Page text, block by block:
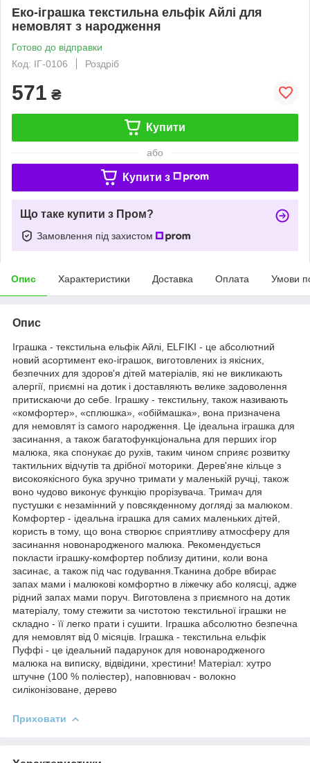
Еко-іграшка текстильна ельфік Айлі для
немовлят з народження
Готово до відправки
Код: ІГ-0106
Роздріб
571 ₴
Купити
або
Купити з
Що таке купити з Пром?
Замовлення під захистом
Опис Характеристики Доставка Оплата Умови
Опис
Іграшка - текстильна ельфік Айлі, ELFIKI - це абсолютний
новий асортимент еко-іграшок, виготовлених із якісних,
безпечних для здоров'я дітей матеріалів, які не викликають
алергії, приємні на дотик і доставляють велике задоволення
притискаючи до себе. Іграшку - текстильну, також називають
«комфортер», «сплюшка», «обіймашка», вона призначена
для немовлят із самого народження. Це ідеальна іграшка для
засинання, а також багатофункціональна для перших ігор
малюка, яка спонукає до рухів, таким чином сприяє розвитку
тактильних відчутів та дрібної моторики. Дерев'яне кільце з
високоякісного бука зручно тримати у маленькій ручці, також
воно чудово виконує функцію прорізувача. Тримач для
пустушки є незамінний у повсякденному догляді за малюком.
Комфортер - ідеальна іграшка для самих маленьких дітей,
користь в тому, що вона створює сприятливу атмосферу для
засинання новонародженого малюка. Рекомендується
покласти іграшку-комфортер поблизу дитини, коли вона
засинає, а також під час годування.Тканина добре вбирає
запах мами і малюкові комфортно в ліжечку або колясці, адже
рідний запах мами поруч. Виготовлена з приємного на дотик
матеріалу, тому стежити за чистотою текстильної іграшки не
складно - її легко прати і сушити. Іграшка абсолютно безпечна
для немовлят від 0 місяців. Іграшка - текстильна ельфік
Пуффі - це ідеальний падарунок для новонародженого
малюка на виписку, відвідини, хрестини! Матеріал: хутро
штучне (100 % поліестер), наповнювач - волокно
силіконізоване, дерево
Приховати